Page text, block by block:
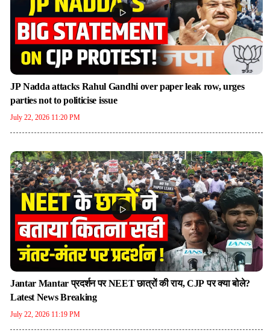
JP Nadda attacks Rahul Gandhi over paper leak row, urges
parties not to politicise issue
July 22, 2026 11:20 PM
Jantar Mantar प्रदर्शन पर NEET छात्रों की राय, CJP पर क्या बोले?
Latest News Breaking
July 22, 2026 11:19 PM